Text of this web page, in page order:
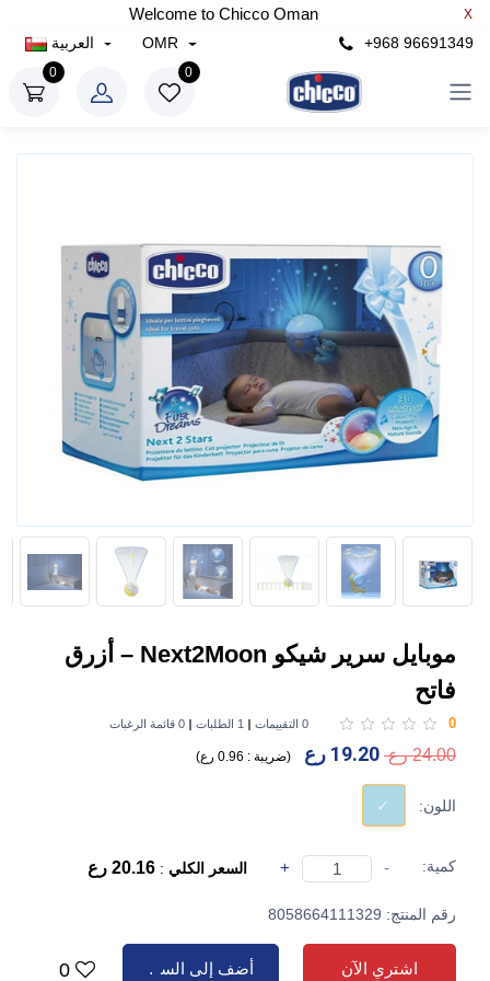
Welcome to Chicco Oman X
+968 96691349
OMR
0
0
موبايل سرير شيكو Next2Moon – أزرق
فاتح
0 0 التقييمات 1 الطلبات 0 قائمة الرغبات
24.00 رع 19.20 رع (ضريبة : 0.96 رع )
اللون:
كمية: -
+ السعر الكلي : 20.16 رع
رقم المنتج: 8058664111329
اشتري الآن أضف إلى السلة 0